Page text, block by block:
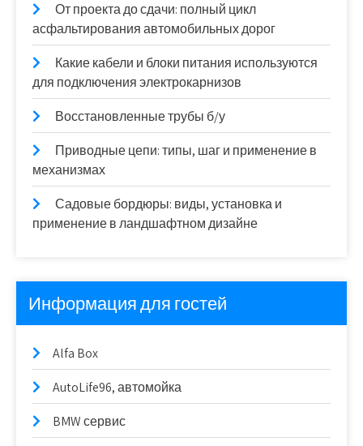
От проекта до сдачи: полный цикл
асфальтирования автомобильных дорог
Какие кабели и блоки питания используются
для подключения электрокарнизов
Восстановленные трубы б/у
Приводные цепи: типы, шаг и применение в
механизмах
Садовые бордюры: виды, установка и
применение в ландшафтном дизайне
Информация для гостей
Alfa Box
AutoLife96, автомойка
BMW сервис